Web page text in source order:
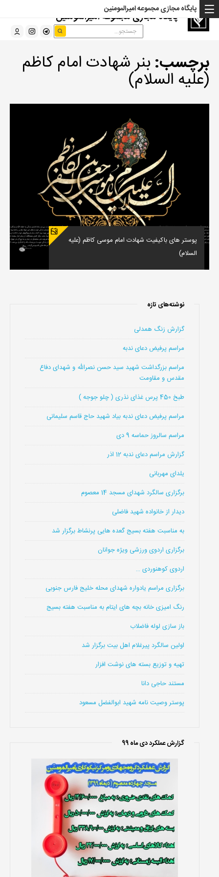
پایگاه مجازی مجموعه امیرالمومنین
پایگاه مجازی مجموعه امیرالمومنین
برچسب: بنر شهادت امام کاظم
(علیه السلام)
پوستر های باکیفیت شهادت امام موسی کاظم (علیه
السلام)
نوشته‌های تازه
گزارش زنگ همدلی
مراسم پرفیض دعای ندبه
مراسم بزرگداشت شهید سید حسن نصرالله و شهدای دفاع
مقدس و مقاومت
طبخ 450 پرس غذای نذری ( چلو جوجه )
مراسم پرفیض دعای ندبه بیاد شهید حاج قاسم سلیمانی
مراسم سالروز حماسه 9 دی
گزارش مراسم دعای ندبه 12 اذر
یلدای مهربانی
برگزاری سالگرد شهدای مسجد 14 معصوم
دیدار از خانواده شهید فاضلی
به مناسبت هفته بسیج گعده هایی پرنشاط برگزار شد
برگزاری اردوی ورزشی ویژه جوانان
اردوی کوهنوردی …
برگزاری مراسم یادواره شهدای محله خلیج فارس جنوبی
رنگ امیزی خانه بچه های ایتام به مناسبت هفته بسیج
باز سازی لوله فاضلاب
اولین سالگرد پیرغلام اهل بیت برگزار شد
تهیه و توزیع بسته های نوشت افزار
مستند حاجی دانا
پوستر وصیت نامه شهید ابوالفضل مسعود
گزارش عملکرد دی ماه 99